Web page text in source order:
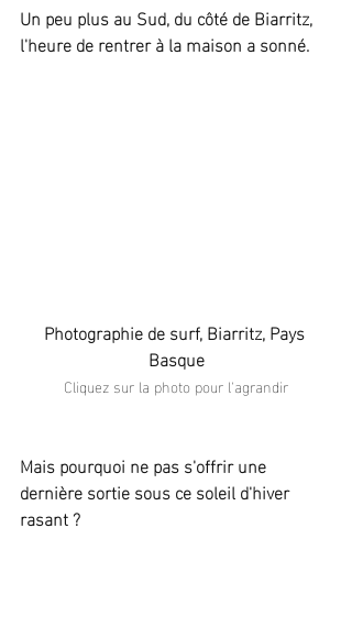
Un peu plus au Sud, du côté de Biarritz,
l'heure de rentrer à la maison a sonné.
Photographie de surf, Biarritz, Pays
Basque
Cliquez sur la photo pour l'agrandir
Mais pourquoi ne pas s'offrir une
dernière sortie sous ce soleil d'hiver
rasant ?